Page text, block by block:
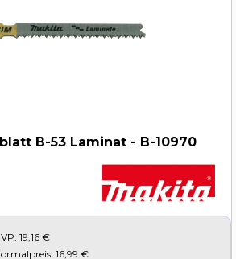
B-53 Laminat - B-10970
19,16 €
16,99 €